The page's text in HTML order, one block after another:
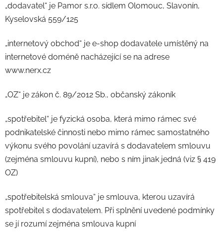
„dodavatel“ je Pamor s.r.o. sídlem Olomouc, Slavonín,
Kyselovská 559/125
„internetový obchod“ je e-shop dodavatele umístěný na
internetové doméně nacházející se na adrese
www.nerx.cz
„OZ“ je zákon č. 89/2012 Sb., občanský zákoník
„spotřebitel“ je fyzická osoba, která mimo rámec své
podnikatelské činnosti nebo mimo rámec samostatného
výkonu svého povolání uzavírá s dodavatelem smlouvu
(zejména smlouvu kupní), nebo s ním jinak jedná (viz § 419
OZ)
„spotřebitelská smlouva“ je smlouva, kterou uzavírá
spotřebitel s dodavatelem. Při splnění uvedené podmínky
se jí rozumí zejména smlouva kupní